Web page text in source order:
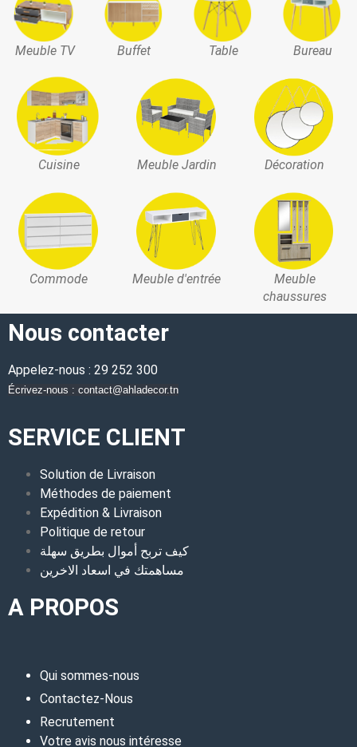
Meuble TV Buffet Table Bureau
Cuisine Meuble Jardin Décoration
Commode Meuble d'entrée
Meuble
chaussures
Nous contacter
Appelez-nous : 29 252 300
Écrivez-nous : contact@ahladecor.tn
SERVICE CLIENT
Solution de Livraison
Méthodes de paiement
Expédition & Livraison
Politique de retour
كيف تربح أموال بطريق سهلة
مساهمتك في اسعاد الاخرين
A PROPOS
Qui sommes-nous
Contactez-Nous
Recrutement
Votre avis nous intéresse